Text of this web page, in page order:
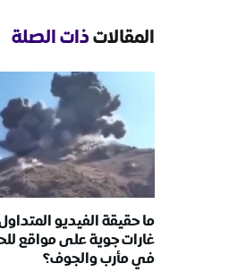
المقالاتذات الصلة
ما حقيقة الفيديو
غارات جوية على مواقع
في مأرب والجوف؟